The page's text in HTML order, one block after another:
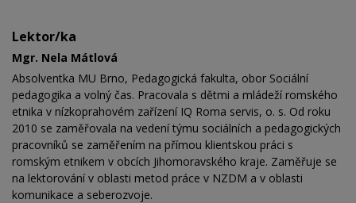
Lektor/ka
Mgr. Nela Mátlová
Absolventka MU Brno, Pedagogická fakulta, obor Sociální
pedagogika a volný čas. Pracovala s dětmi a mládeží romského
etnika v nízkoprahovém zařízení IQ Roma servis, o. s. Od roku
2010 se zaměřovala na vedení týmu sociálních a pedagogických
pracovníků se zaměřením na přímou klientskou práci s
romským etnikem v obcích Jihomoravského kraje. Zaměřuje se
na lektorování v oblasti metod práce v NZDM a v oblasti
komunikace a seberozvoje.